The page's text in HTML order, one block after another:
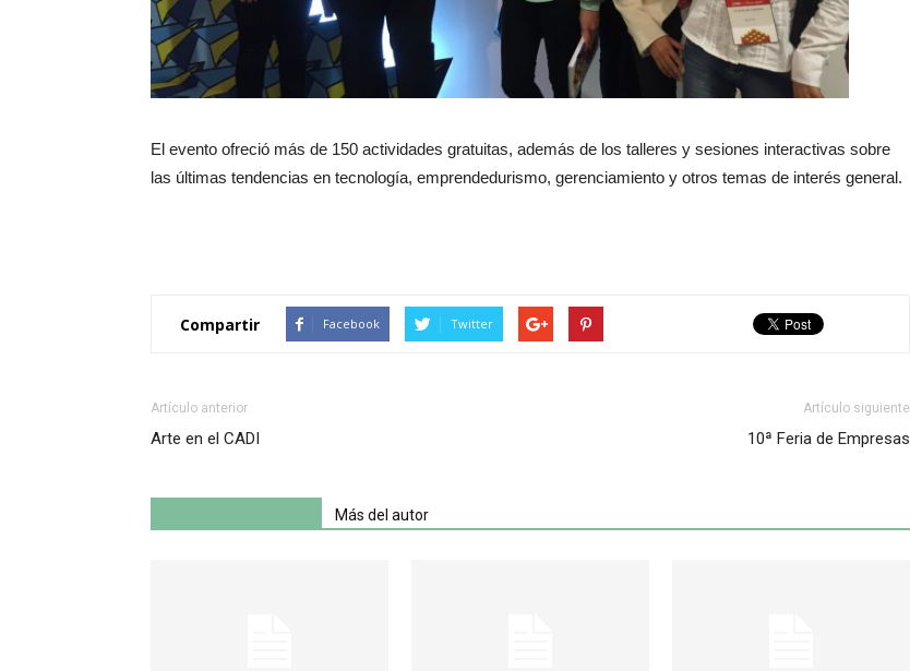
El evento ofreció más de 150 actividades gratuitas, además de los talleres y sesiones interactivas sobre
las últimas tendencias en tecnología, emprendedurismo, gerenciamiento y otros temas de interés general.
Compartir Facebook Twitter
Artículo anterior
Arte en el CADI
Artículo siguiente
10ª Feria de Empresas
Más del autor